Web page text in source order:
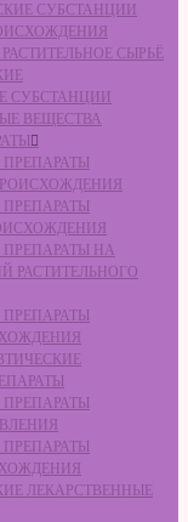
СУБСТАНЦИИ
СЫРЬЁ
СУБСТАНЦИИ
ВЕЩЕСТВА
ПРЕПАРАТЫ НА
РАСТИТЕЛЬНОГО
ЛЕКАРСТВЕННЫЕ